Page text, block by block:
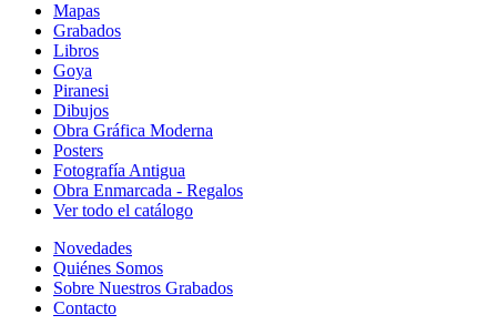
Mapas
Grabados
Libros
Goya
Piranesi
Dibujos
Obra Gráfica Moderna
Posters
Fotografía Antigua
Obra Enmarcada - Regalos
Ver todo el catálogo
Novedades
Quiénes Somos
Sobre Nuestros Grabados
Contacto